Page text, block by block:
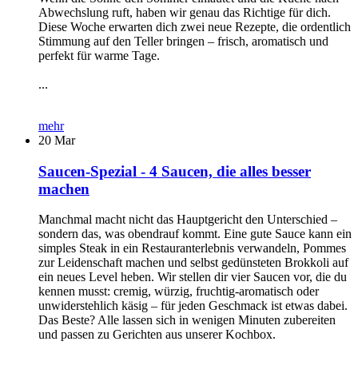
Abwechslung ruft, haben wir genau das Richtige für dich.
Diese Woche erwarten dich zwei neue Rezepte, die ordentlich
Stimmung auf den Teller bringen – frisch, aromatisch und
perfekt für warme Tage.
...
mehr
20 Mar
Saucen-Spezial - 4 Saucen, die alles besser
machen
Manchmal macht nicht das Hauptgericht den Unterschied –
sondern das, was obendrauf kommt. Eine gute Sauce kann ein
simples Steak in ein Restauranterlebnis verwandeln, Pommes
zur Leidenschaft machen und selbst gedünsteten Brokkoli auf
ein neues Level heben. Wir stellen dir vier Saucen vor, die du
kennen musst: cremig, würzig, fruchtig-aromatisch oder
unwiderstehlich käsig – für jeden Geschmack ist etwas dabei.
Das Beste? Alle lassen sich in wenigen Minuten zubereiten
und passen zu Gerichten aus unserer Kochbox.